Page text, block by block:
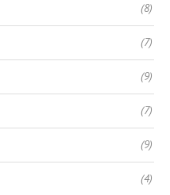
(8)
(7)
(9)
(7)
(9)
(4)